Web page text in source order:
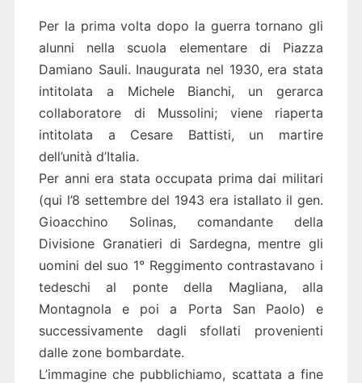
Per la prima volta dopo la guerra tornano gli
alunni nella scuola elementare di Piazza
Damiano Sauli. Inaugurata nel 1930, era stata
intitolata a Michele Bianchi, un gerarca
collaboratore di Mussolini; viene riaperta
intitolata a Cesare Battisti, un martire
dell’unità d’Italia.
Per anni era stata occupata prima dai militari
(qui l’8 settembre del 1943 era istallato il gen.
Gioacchino Solinas, comandante della
Divisione Granatieri di Sardegna, mentre gli
uomini del suo 1° Reggimento contrastavano i
tedeschi al ponte della Magliana, alla
Montagnola e poi a Porta San Paolo) e
successivamente dagli sfollati provenienti
dalle zone bombardate.
L’immagine che pubblichiamo, scattata a fine